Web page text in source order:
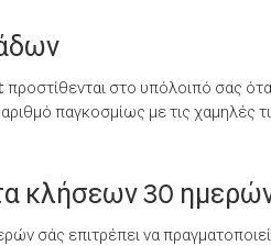
στο υπόλοιπό σας
παγκοσμίως με τις χαμηλές
κλήσεων 30
σάς επιτρέπει να